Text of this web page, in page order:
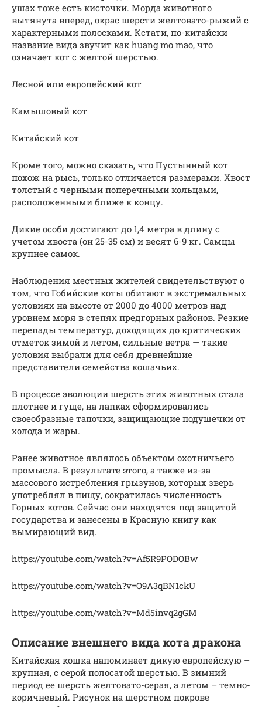
ушах тоже есть кисточки. Морда животного
вытянута вперед, окрас шерсти желтовато-рыжий с
характерными полосками. Кстати, по-китайски
название вида звучит как huang mo mao, что
означает кот с желтой шерстью.
Лесной или европейский кот
Камышовый кот
Китайский кот
Кроме того, можно сказать, что Пустынный кот
похож на рысь, только отличается размерами. Хвост
толстый с черными поперечными кольцами,
расположенными ближе к концу.
Дикие особи достигают до 1,4 метра в длину с
учетом хвоста (он 25-35 см) и весят 6-9 кг. Самцы
крупнее самок.
Наблюдения местных жителей свидетельствуют о
том, что Гобийские коты обитают в экстремальных
условиях на высоте от 2000 до 4000 метров над
уровнем моря в степях предгорных районов. Резкие
перепады температур, доходящих до критических
отметок зимой и летом, сильные ветра — такие
условия выбрали для себя древнейшие
представители семейства кошачьих.
В процессе эволюции шерсть этих животных стала
плотнее и гуще, на лапках сформировались
своеобразные тапочки, защищающие подушечки от
холода и жары.
Ранее животное являлось объектом охотничьего
промысла. В результате этого, а также из-за
массового истребления грызунов, которых зверь
употреблял в пищу, сократилась численность
Горных котов. Сейчас они находятся под защитой
государства и занесены в Красную книгу как
вымирающий вид.
https://youtube.com/watch?v=Af5R9PODOBw
https://youtube.com/watch?v=O9A3qBN1ckU
https://youtube.com/watch?v=Md5invq2gGM
Описание внешнего вида кота дракона
Китайская кошка напоминает дикую европейскую –
крупная, с серой полосатой шерстью. В зимний
период ее шерсть желтовато-серая, а летом – темно-
коричневый. Рисунок на шерстном покрове